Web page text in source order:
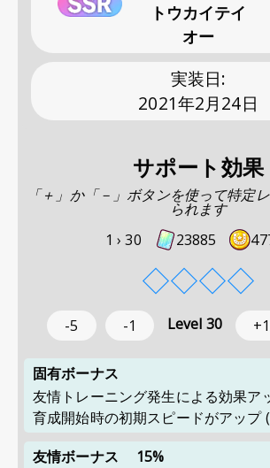
トウカイテイ
オー
実装日:
2021年2月24日
サポート効果
「＋」か「－」ボタンを使って特定
られます
1 ›30 23885
◇◇◇◇
-5 -1 Level 30 +1
固有ボーナス
友情トレーニング発生による効果ア
育成開始時の初期スピードがアップ
友情ボーナス
15%